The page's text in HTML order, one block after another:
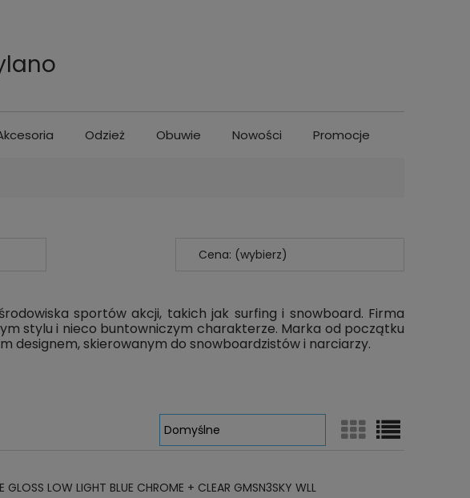
Odzież Obuwie Nowości Promocje
Cena: (wybierz)
sportów akcji, takich jak surfing i snowboard. Firma
stylu i nieco buntowniczym charakterze. Marka od początku
designem,skierowanym do snowboardzistów i narciarzy.
GLOSS LOW LIGHT BLUE CHROME + CLEAR GMSN3SKY WLL